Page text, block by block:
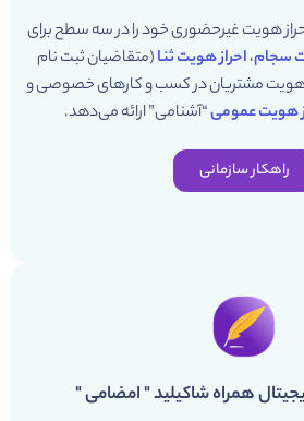
هویت غیرحضوری خود را در سه سطح برای
سجام،احراز هویت ثنا(متقاضیان ثبت نام
هویت مشتریان در کسب و کارهای خصوصی و
هویت عمومی“آشنامی” ارائه می‌دهد.
راهکار سازمانی
همراه شاکیلید " امضامی "